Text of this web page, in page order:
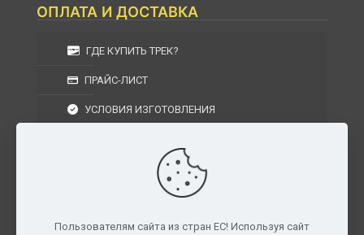
ОПЛАТА И ДОСТАВКА
ГДЕ КУПИТЬ ТРЕК?
ПРАЙС-ЛИСТ
УСЛОВИЯ ИЗГОТОВЛЕНИЯ
УСЛОВИЯ ВОЗВРАТА
Пользователям сайта из стран ЕС! Используя сайт